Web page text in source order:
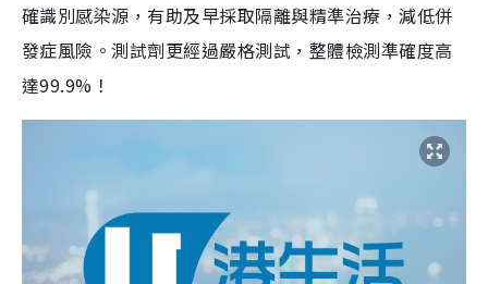
確識別感染源，有助及早採取隔離與精準治療，減低併
發症風險。測試劑更經過嚴格測試，整體檢測準確度高
達99.9%！